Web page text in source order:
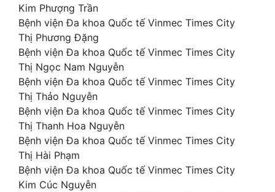
Kim Phượng Trần
Bệnh viện Đa khoa Quốc tế Vinmec Times City
Thị Phương Đặng
Bệnh viện Đa khoa Quốc tế Vinmec Times City
Thị Ngọc Nam Nguyễn
Bệnh viện Đa khoa Quốc tế Vinmec Times City
Thị Thảo Nguyễn
Bệnh viện Đa khoa Quốc tế Vinmec Times City
Thị Thanh Hoa Nguyễn
Bệnh viện Đa khoa Quốc tế Vinmec Times City
Thị Hài Phạm
Bệnh viện Đa khoa Quốc tế Vinmec Times City
Kim Cúc Nguyễn